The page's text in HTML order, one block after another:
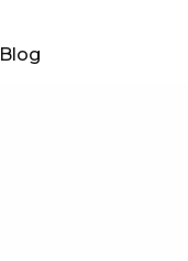
Blog